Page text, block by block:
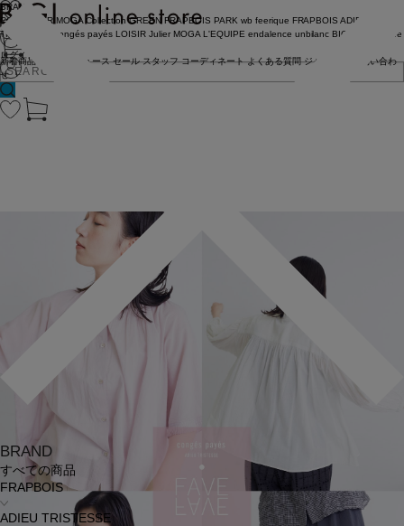
ログイン
BRAND
COUTURIER MOGA Collection GREEN FRAPBOIS PARK wb feerique FRAPBOIS ADIEU
TRISTESSE
congés payés LOISIR Julier MOGA L'EQUIPE endalence unbilanc BIGI online store
新着商品 ニュース セール スタッフ コーディネート よくある質問 ジャーナル
お問い合わ
せ
BRAND
すべての商品
FRAPBOIS
ADIEU TRISTESSE